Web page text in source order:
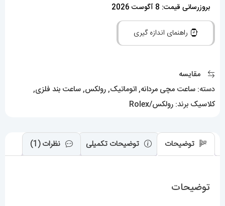
مردانه
رولکس
اسکای
اتوماتیک
Rolex
Sky
عدد
بروزرسانی قیمت: 8 آگوست 2026
راهنمای اندازه گیری
مقایسه
دسته: ساعت مچی مردانه,اتوماتیک,رولکس,ساعت بند فلزی,
کلاسیک برند: رولکس/Rolex
توضیحات توضیحات تکمیلی نظرات (1)
توضیحات